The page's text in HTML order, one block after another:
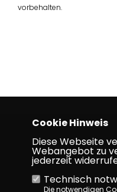
vorbehalten.
Cookie Hinweis
Diese Webseite
Webangebot zu
jederzeit
Technisch
Die notwendigen